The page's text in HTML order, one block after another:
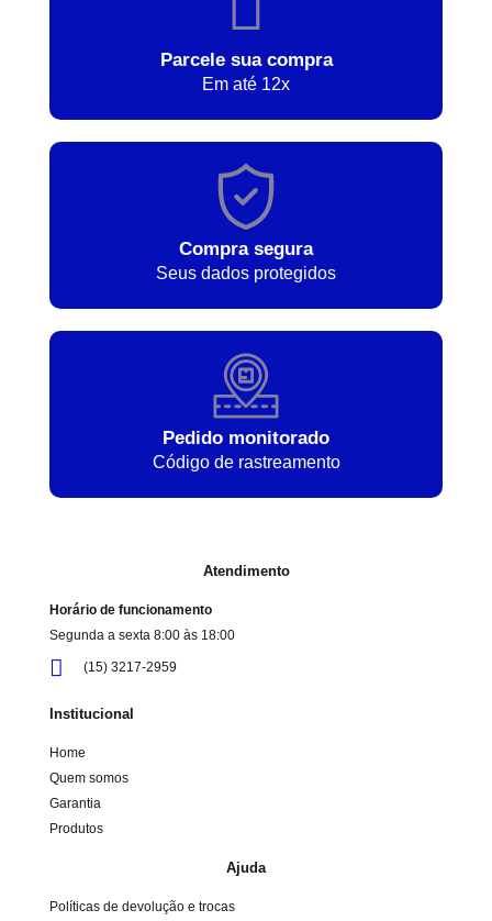
Parcele sua compra
Em até 12x
Compra segura
Seus dados protegidos
Pedido monitorado
Código de rastreamento
Atendimento
Horário de funcionamento
Segunda a sexta 8:00 às 18:00
(15) 3217-2959
Institucional
Home
Quem somos
Garantia
Produtos
Ajuda
Políticas de devolução e trocas